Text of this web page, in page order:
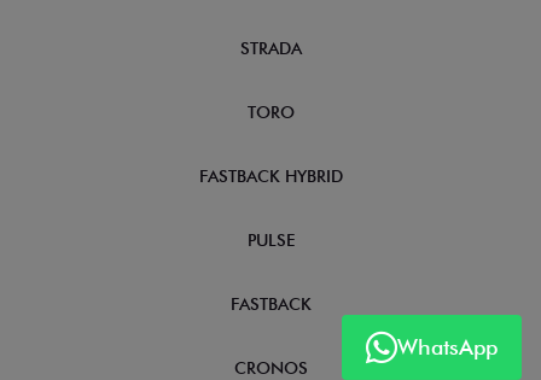
WhatsApp
STRADA
TORO
FASTBACK HYBRID
PULSE
FASTBACK
CRONOS